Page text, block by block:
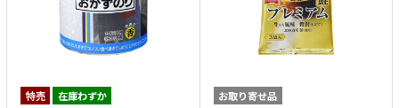
特売 在庫わずか お取り寄せ品